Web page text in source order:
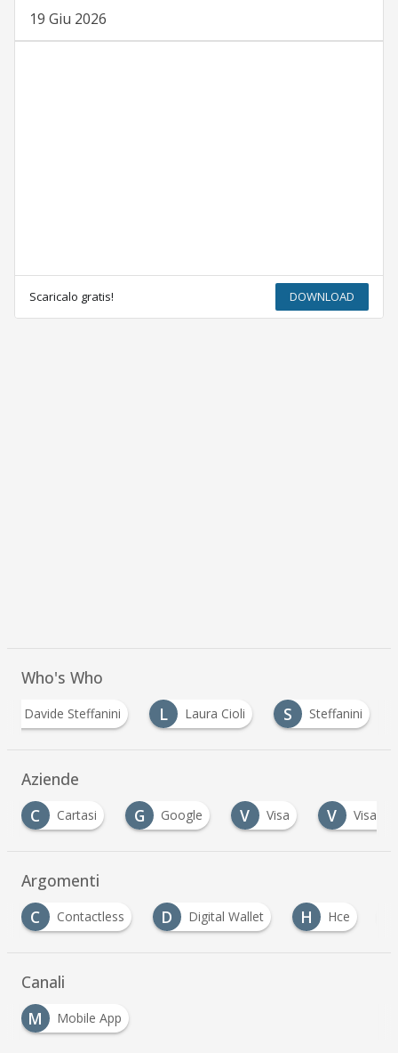
19 Giu 2026
Scaricalo gratis! DOWNLOAD
Who's Who
Davide Steffanini L Laura Cioli S Steffanini
Aziende
C
Cartasi G Google V Visa V Visa
Argomenti
C
Contactless D Digital Wallet H Hce
Canali
M
Mobile App